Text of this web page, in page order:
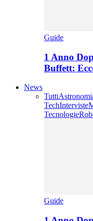
Guide
1 Anno
Buffett:
News
Tutti
TechInterviste
Tecnologie
Guide